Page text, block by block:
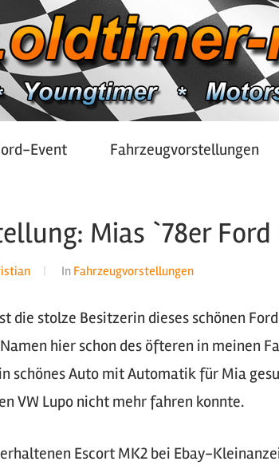
Event Fahrzeugvorstellungen
Mias `78er Ford
In Fahrzeugvorstellungen
die stolze Besitzerin dieses schönen
hier schon des öfteren in meinen
schönes Auto mit Automatik für Mia
VW Lupo nicht mehr fahren konnte.
Escort MK2 bei Ebay-